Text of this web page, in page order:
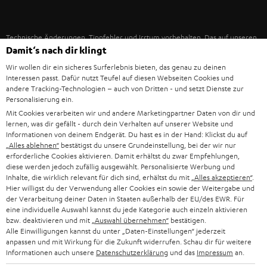
NACHHALTIGKEIT
UNSERE WERTE
BILDUNGSRABATT
BARRIEREFREIHEIT
USA
WEITERE LÄNDER
Technische Änderungen, Tippfehler und Irrtum vorbehalten. Das auf unseren
Fotos abgebildete Zubehör ist nicht im Lieferumfang enthalten. Etwaige
©2026 Lautsprecher Teufel GmbH - All rights reserved.
Impressum AGB Datenschutz Daten-Einstellungen
EU Data Act
Vertrag widerrufen
Damit‘s nach dir klingt
Wir wollen dir ein sicheres Surferlebnis bieten, das genau zu deinen
Interessen passt. Dafür nutzt Teufel auf diesen Webseiten Cookies und
andere Tracking-Technologien – auch von Dritten - und setzt Dienste zur
Personalisierung ein.
Mit Cookies verarbeiten wir und andere Marketingpartner Daten von dir und
lernen, was dir gefällt - durch dein Verhalten auf unserer Website und
Informationen von deinem Endgerät. Du hast es in der Hand: Klickst du auf
„Alles ablehnen“ bestätigst du unsere Grundeinstellung, bei der wir nur
erforderliche Cookies aktivieren. Damit erhältst du zwar Empfehlungen,
diese werden jedoch zufällig ausgewählt. Personalisierte Werbung und
Inhalte, die wirklich relevant für dich sind, erhältst du mit „Alles akzeptieren“.
Hier willigst du der Verwendung aller Cookies ein sowie der Weitergabe und
der Verarbeitung deiner Daten in Staaten außerhalb der EU/des EWR. Für
eine individuelle Auswahl kannst du jede Kategorie auch einzeln aktivieren
bzw. deaktivieren und mit „Auswahl übernehmen“ bestätigen.
Alle Einwilligungen kannst du unter „Daten-Einstellungen“ jederzeit
anpassen und mit Wirkung für die Zukunft widerrufen. Schau dir für weitere
Informationen auch unsere Datenschutzerklärung und das Impressum an.